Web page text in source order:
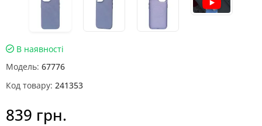
В наявності
Модель: 67776
Код товару: 241353
839 грн.